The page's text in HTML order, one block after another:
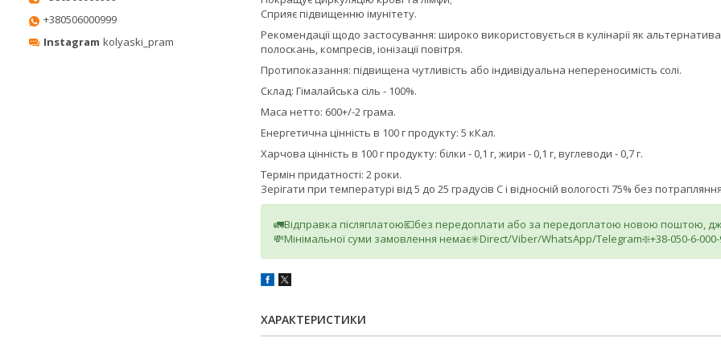
Сприяє підвищенню імунітету.
Рекомендації щодо застосування: широко використовується в кулінарії як
полоскань, компресів, іонізації повітря.
Протипоказання: підвищена чутливість або індивідуальна непереносимість солі.
Склад: Гімалайська сіль - 100%.
Маса нетто: 600+/-2 грама.
Енергетична цiннiсть в 100 г продукту: 5 кКал.
Харчова цінність в 100 г продукту: бiлки - 0,1 г, жири - 0,1 г, вуглеводи - 0,7 г.
Термін придатності: 2 роки.
Зерігати при температурі від 5 до 25 градусів С і відносній вологості 75% без
🚛Відправка післяплатою💶без передоплати або за передоплатою новою поштою,
💸Мінімальної суми замовлення немає✳️Direct/Viber/WhatsApp/Telegram❇️+38-050-6-000-
ХАРАКТЕРИСТИКИ
+380506000999
Instagram kolyaski_pram